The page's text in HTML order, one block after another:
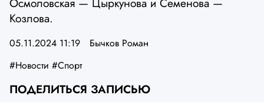
Козлова.
05.11.2024 11:19
Бычков Роман
#Новости #Спорт
ПОДЕЛИТЬСЯ ЗАПИСЬЮ